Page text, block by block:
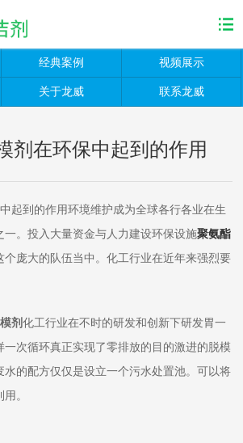
经典案例 视频展示
关于龙威 联系龙威
剂在环保中起到的作用
起到的作用环境维护成为全球各行各业在生
一。投入大量资金与人力建设环保设施聚氨酯
个庞大的队伍当中。化工行业在近年来强烈要
剂化工行业在不时的研发和创新下研发胃一
一次循环真正实现了零排放的目的激进的脱模
水的配方仅仅是设立一个污水处置池。可以将
。